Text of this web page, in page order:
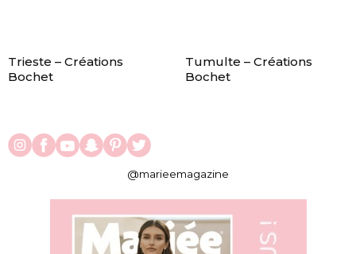
Trieste – Créations
Bochet
Tumulte – Créations
Bochet
@marieemagazine